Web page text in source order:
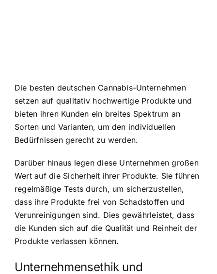
Die besten deutschen Cannabis-Unternehmen
setzen auf qualitativ hochwertige Produkte und
bieten ihren Kunden ein breites Spektrum an
Sorten und Varianten, um den individuellen
Bedürfnissen gerecht zu werden.
Darüber hinaus legen diese Unternehmen großen
Wert auf die Sicherheit ihrer Produkte. Sie führen
regelmäßige Tests durch, um sicherzustellen,
dass ihre Produkte frei von Schadstoffen und
Verunreinigungen sind. Dies gewährleistet, dass
die Kunden sich auf die Qualität und Reinheit der
Produkte verlassen können.
Unternehmensethik und